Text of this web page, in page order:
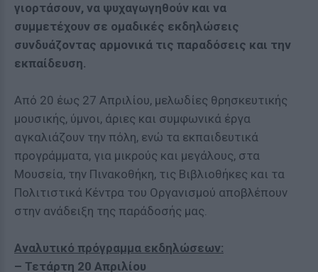
γιορτάσουν, να ψυχαγωγηθούν και να
συμμετέχουν σε ομαδικές εκδηλώσεις
συνδυάζοντας αρμονικά τις παραδόσεις και την
εκπαίδευση.
Από 20 έως 27 Απριλίου, μελωδίες θρησκευτικής
μουσικής, ύμνοι, άριες και συμφωνικά έργα
αγκαλιάζουν την πόλη, ενώ τα εκπαιδευτικά
προγράμματα, για μικρούς και μεγάλους, στα
Μουσεία, την Πινακοθήκη, τις Βιβλιοθήκες και τα
Πολιτιστικά Κέντρα του Οργανισμού αποβλέπουν
στην ανάδειξη της παράδοσής μας.
Αναλυτικό πρόγραμμα εκδηλώσεων:
– Τετάρτη 20 Απριλίου